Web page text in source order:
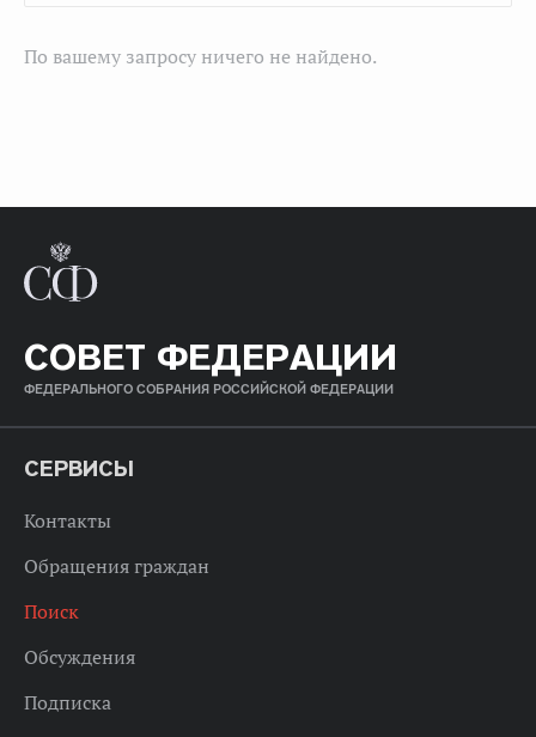
По вашему запросу ничего не найдено.
СОВЕТ ФЕДЕРАЦИИ
ФЕДЕРАЛЬНОГО СОБРАНИЯ РОССИЙСКОЙ ФЕДЕРАЦИИ
СЕРВИСЫ
Контакты
Обращения граждан
Поиск
Обсуждения
Подписка